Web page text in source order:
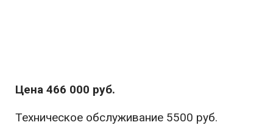
Цена 466 000 руб.
Техническое обслуживание 5500 руб.